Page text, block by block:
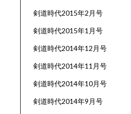
剣道時代2015年2月号
剣道時代2015年1月号
剣道時代2014年12月号
剣道時代2014年11月号
剣道時代2014年10月号
剣道時代2014年9月号